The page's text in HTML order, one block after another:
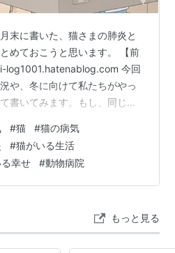
末に書いた、猫さまの肺炎と
めておこうと思います。 【前
log1001.hatenablog.com 今回
や、冬に向けて私たちがやっ
書いてみます。もし、同じよ
なったらうれしいです。 🐱猫
結果 服薬内容 今回の診察で
の“猫さま仕様”の環境づくり
に対する考え 🐱猫さまの現状
#猫 #猫の病気
#猫がいる生活
幸せ #動物病院
もっと見る